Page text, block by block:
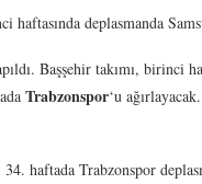
deplasmanda
Başşehir takımı, birinci
Trabzonspor‘u
haftada Trabzonspor